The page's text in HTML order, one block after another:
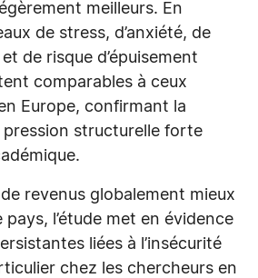
meilleurs. En
de stress, d’anxiété, de
de risque d’épuisement
comparables à ceux
Europe, confirmant la
pression structurelle forte
revenus globalement mieux
l’étude met en évidence
liées à l’insécurité
chez les chercheurs en